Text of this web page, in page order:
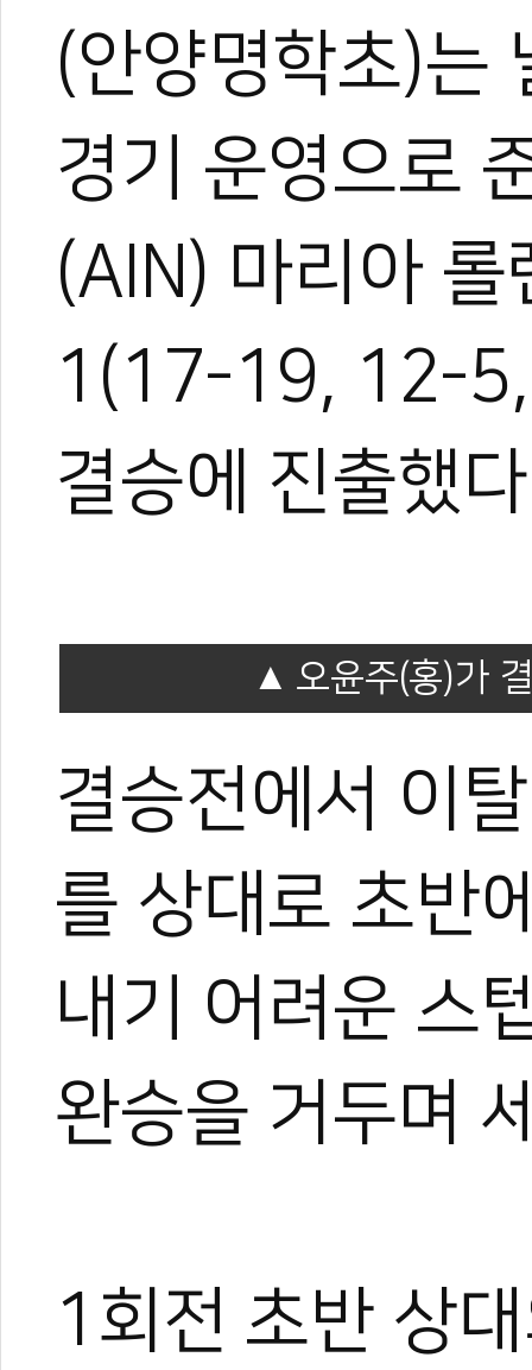
(안양명학초)는
경기 운영으로
(AIN) 마리아
1(17-19, 12-5,
결승에 진출했
오윤주(홍)가
결승전에서 이
를 상대로 초반
내기 어려운
완승을 거두며
1회전 초반 상